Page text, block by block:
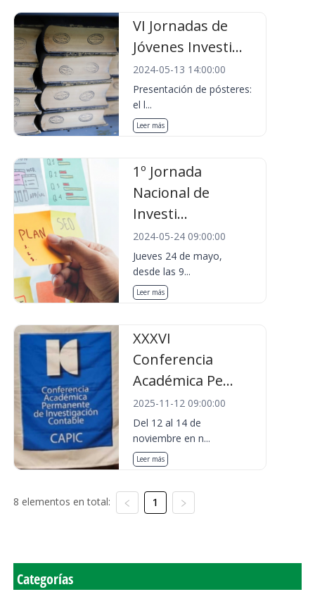
VI Jornadas de
Jóvenes Investi...
2024-05-13 14:00:00
Presentación de pósteres:
el l...
Leer más
1º Jornada
Nacional de
Investi...
2024-05-24 09:00:00
Jueves 24 de mayo,
desde las 9...
Leer más
XXXVI
Conferencia
Académica Pe...
2025-11-12 09:00:00
Del 12 al 14 de
noviembre en n...
Leer más
8 elementos en total: 1
Categorías